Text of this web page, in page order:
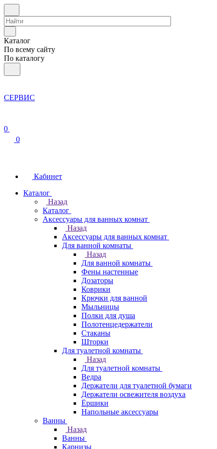
Каталог
По всему сайту
По каталогу
СЕРВИС
0
0
Кабинет
Каталог
Назад
Каталог
Аксессуары для ванных комнат
Назад
Аксессуары для ванных комнат
Для ванной комнаты
Назад
Для ванной комнаты
Фены настенные
Дозаторы
Коврики
Крючки для ванной
Мыльницы
Полки для душа
Полотенцедержатели
Стаканы
Шторки
Для туалетной комнаты
Назад
Для туалетной комнаты
Ведра
Держатели для туалетной бумаги
Держатели освежителя воздуха
Ёршики
Напольные аксессуары
Ванны
Назад
Ванны
Карнизы